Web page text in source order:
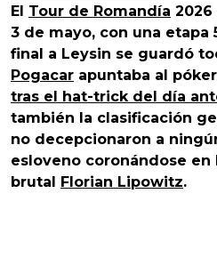
El Tour de Romandía
3 de mayo, con una etapa
final a Leysin se guardó
Pogacar apuntaba al
tras el hat-trick del día
también la clasificación
no decepcionaron a
esloveno coronándose en
brutal Florian Lipowitz.